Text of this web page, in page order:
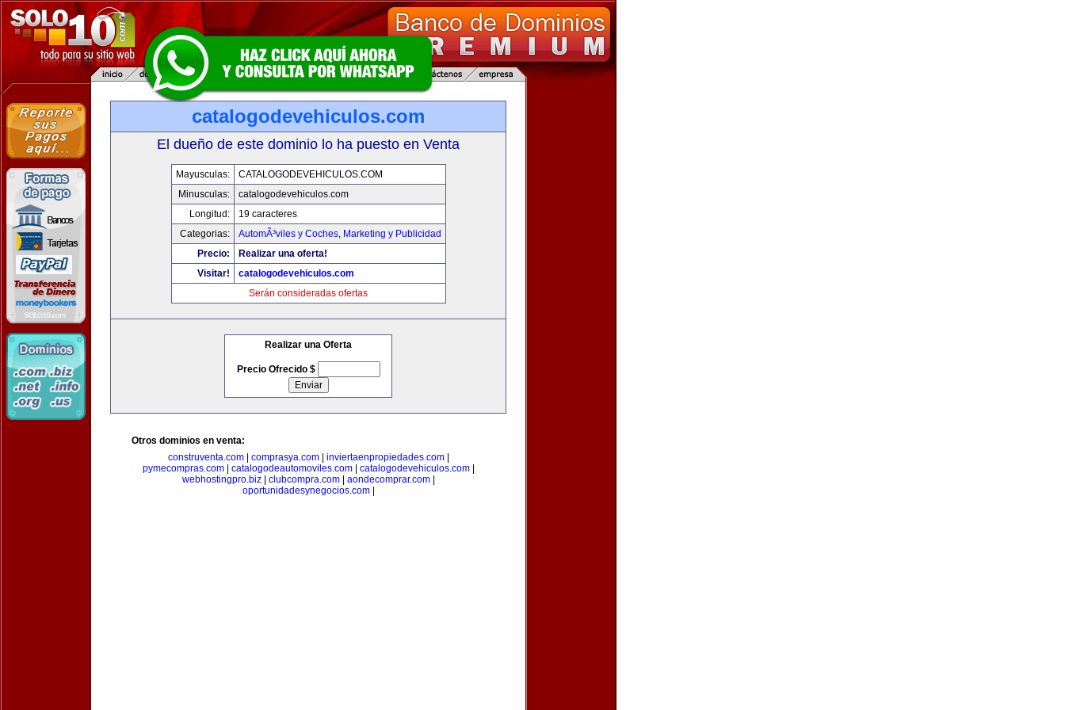
catalogodevehiculos.com
El dueño de este dominio lo ha puesto en Venta
Mayusculas:
CATALOGODEVEHICULOS.COM
Minusculas:
catalogodevehiculos.com
Longitud:
19 caracteres
Categorias:
AutomÃ³viles y Coches, Marketing y Publicidad
Precio:
Realizar una oferta!
Visitar!
catalogodevehiculos.com
Serán consideradas ofertas
Realizar una Oferta
Precio Ofrecido $
Otros dominios en venta:
construventa.com| comprasya.com| inviertaenpropiedades.com|
pymecompras.com| catalogodeautomoviles.com| catalogodevehiculos.com|
webhostingpro.biz| clubcompra.com| aondecomprar.com|
oportunidadesynegocios.com|